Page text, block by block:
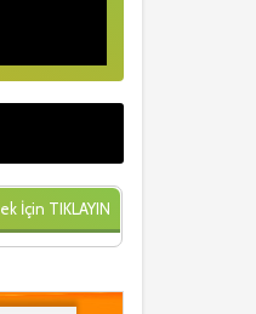
İçin TIKLAYIN